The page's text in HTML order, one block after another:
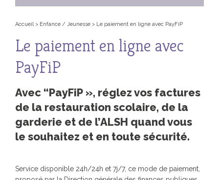
Accueil> Enfance / Jeunesse > Le paiement en ligne avec PayFiP
Le paiement en ligne avec
PayFiP
Avec “PayFiP », réglez vos factures
de la restauration scolaire, de la
garderie et de l’ALSH quand vous
le souhaitez et en toute sécurité.
Service disponible 24h/24h et 7j/7, ce mode de paiement,